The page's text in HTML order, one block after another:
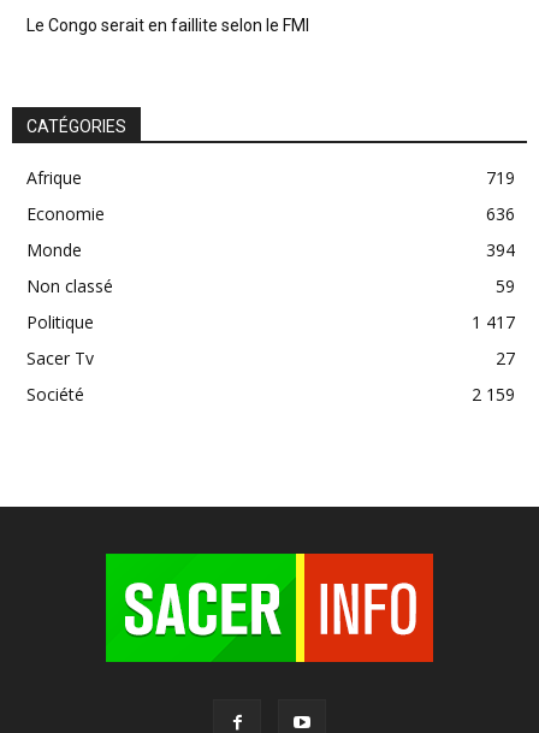
Le Congo serait en faillite selon le FMI
CATÉGORIES
Afrique
719
Economie
636
Monde
394
Non classé
59
Politique
1 417
Sacer Tv
27
Société
2 159